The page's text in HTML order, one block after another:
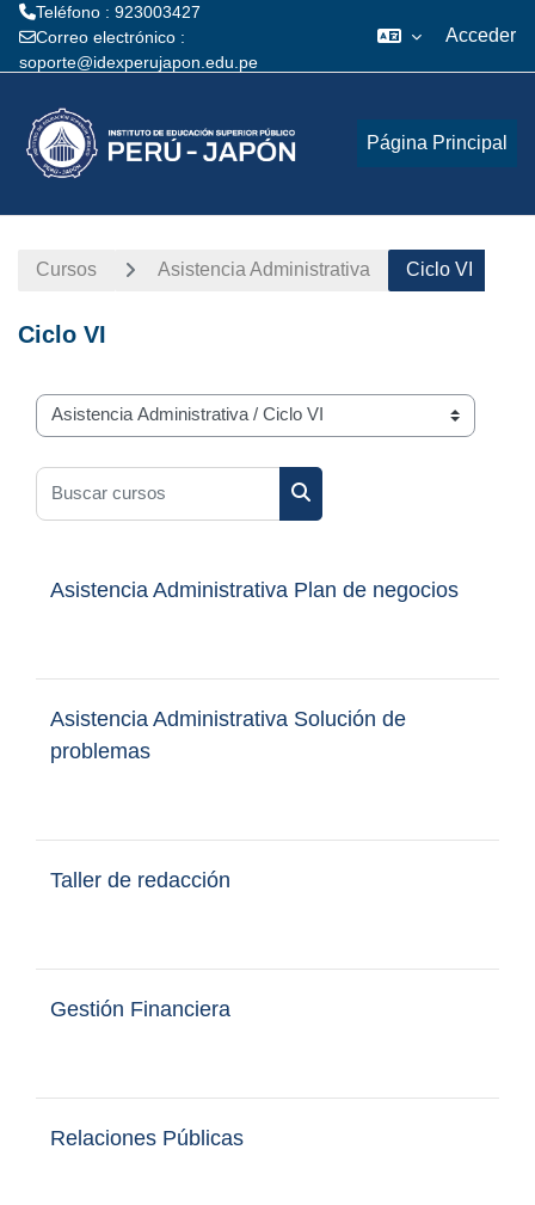
Teléfono : 923003427
Correo electrónico :
soporte@idexperujapon.edu.pe
Acceder
Página Principal
Cursos Asistencia Administrativa Ciclo VI
Ciclo VI
Categorías
Buscar cursos
Buscar cursos
Asistencia Administrativa Plan de negocios
Asistencia Administrativa Solución de
problemas
Taller de redacción
Gestión Financiera
Relaciones Públicas